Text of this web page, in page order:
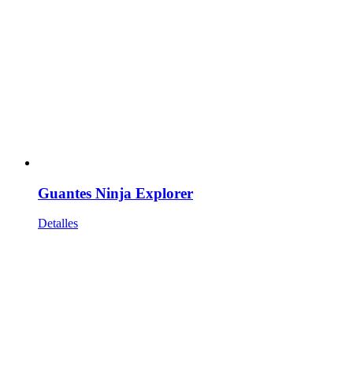
Guantes Ninja Explorer
Detalles